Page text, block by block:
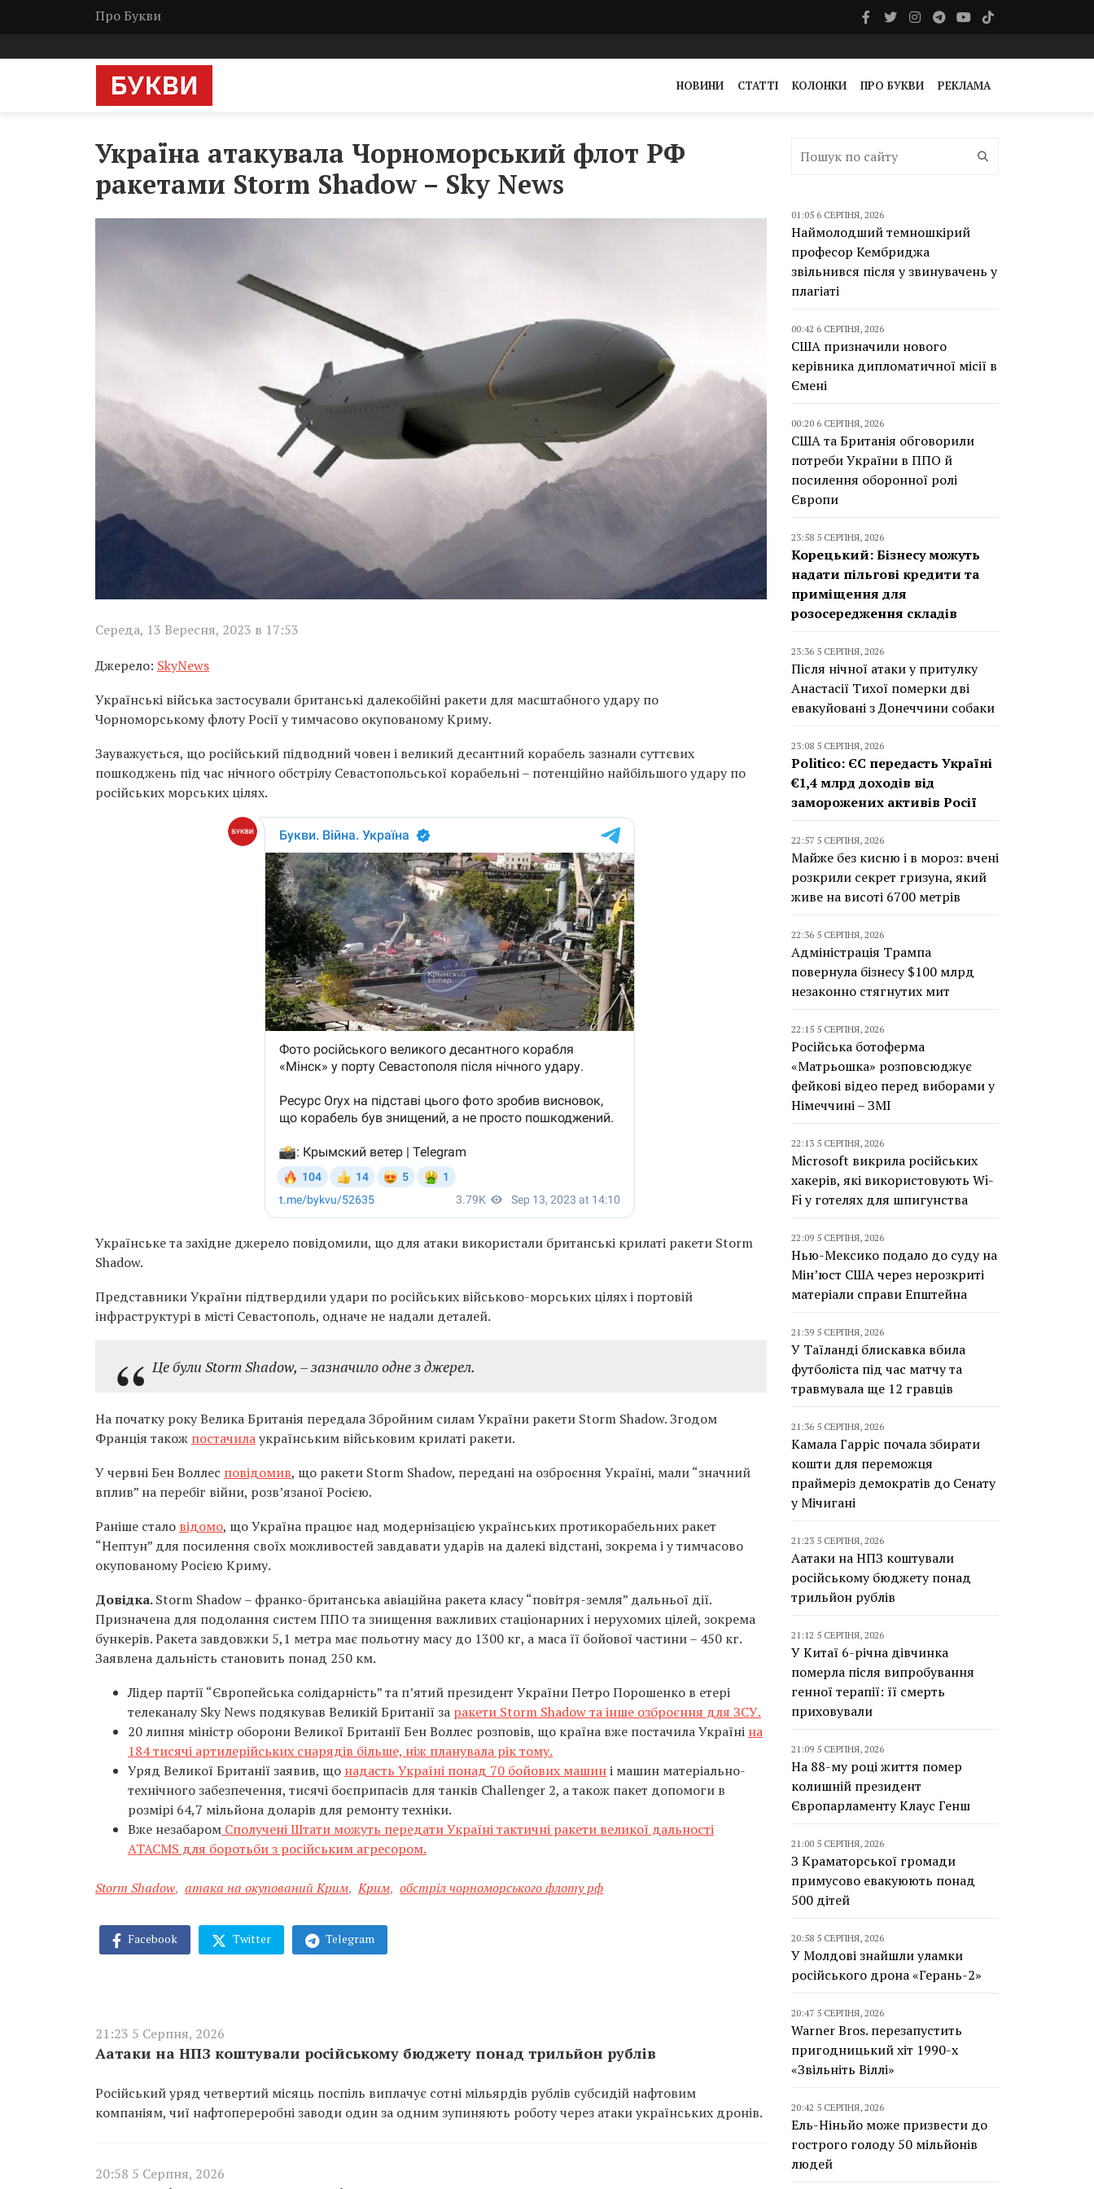
Про Букви
НОВИНИ СТАТТІ КОЛОНКИ ПРО БУКВИ РЕКЛАМА
Україна атакувала Чорноморський флот РФ
ракетами Storm Shadow – Sky News
Середа, 13 Вересня, 2023 в 17:53
Джерело: SkyNews
Українські війська застосували британські далекобійні ракети для масштабного удару по
Чорноморському флоту Росії у тимчасово окупованому Криму.
Зауважується, що російський підводний човен і великий десантний корабель зазнали суттєвих
пошкоджень під час нічного обстрілу Севастопольської корабельні – потенційно найбільшого удару по
російських морських цілях.
Українське та західне джерело повідомили, що для атаки використали британські крилаті ракети Storm
Shadow.
Представники України підтвердили удари по російських військово-морських цілях і портовій
інфраструктурі в місті Севастополь, одначе не надали деталей.
Це були Storm Shadow, – зазначило одне з джерел.
На початку року Велика Британія передала Збройним силам України ракети Storm Shadow. Згодом
Франція також постачилаукраїнським військовим крилаті ракети.
У червні Бен Воллес повідомив, що ракети Storm Shadow, передані на озброєння Україні, мали “значний
вплив” на перебіг війни, розв’язаної Росією.
Раніше стало відомо, що Україна працює над модернізацією українських протикорабельних ракет
“Нептун” для посилення своїх можливостей завдавати ударів на далекі відстані, зокрема і у тимчасово
окупованому Росією Криму.
Довідка.Storm Shadow – франко-британська авіаційна ракета класу “повітря-земля” дальньої дії.
Призначена для подолання систем ППО та знищення важливих стаціонарних і нерухомих цілей, зокрема
бункерів. Ракета завдовжки 5,1 метра має польотну масу до 1300 кг, а маса її бойової частини – 450 кг.
Заявлена дальність становить понад 250 км.
Лідер партії “Європейська солідарність” та п’ятий президент України Петро Порошенко в етері
телеканалу Sky News подякував Великій Британії за ракети Storm Shadow та інше озброєння для ЗСУ.
20 липня міністр оборони Великої Британії Бен Воллес розповів, що країна вже постачила Україні на
184 тисячі артилерійських снарядів більше, ніж планувала рік тому.
Уряд Великої Британії заявив, що надасть Україні понад 70 бойових машині машин матеріально-
технічного забезпечення, тисячі боєприпасів для танків Challenger 2, а також пакет допомоги в
розмірі 64,7 мільйона доларів для ремонту техніки.
Вже незабаром Сполучені Штати можуть передати Україні тактичні ракети великої дальності
ATACMS для боротьби з російським агресором.
Storm Shadow, атака на окупований Крим, Крим, обстріл чорноморського флоту рф
Facebook Twitter Telegram
21:23 5 Серпня, 2026
Аатаки на НПЗ коштували російському бюджету понад трильйон рублів
Російський уряд четвертий місяць поспіль виплачує сотні мільярдів рублів субсидій нафтовим
компаніям, чиї нафтопереробні заводи один за одним зупиняють роботу через атаки українських дронів.
20:58 5 Серпня, 2026
01:05 6 СЕРПНЯ, 2026
Наймолодший темношкірий
професор Кембриджа
звільнився після у звинувачень у
плагіаті
00:42 6 СЕРПНЯ, 2026
США призначили нового
керівника дипломатичної місії в
Ємені
00:20 6 СЕРПНЯ, 2026
США та Британія обговорили
потреби України в ППО й
посилення оборонної ролі
Європи
23:58 5 СЕРПНЯ, 2026
Корецький: Бізнесу можуть
надати пільгові кредити та
приміщення для
розосередження складів
23:36 5 СЕРПНЯ, 2026
Після нічної атаки у притулку
Анастасії Тихої померки дві
евакуйовані з Донеччини собаки
23:08 5 СЕРПНЯ, 2026
Politico: ЄС передасть Україні
€1,4 млрд доходів від
заморожених активів Росії
22:57 5 СЕРПНЯ, 2026
Майже без кисню і в мороз: вчені
розкрили секрет гризуна, який
живе на висоті 6700 метрів
22:36 5 СЕРПНЯ, 2026
Адміністрація Трампа
повернула бізнесу $100 млрд
незаконно стягнутих мит
22:15 5 СЕРПНЯ, 2026
Російська ботоферма
«Матрьошка» розповсюджує
фейкові відео перед виборами у
Німеччині – ЗМІ
22:13 5 СЕРПНЯ, 2026
Microsoft викрила російських
хакерів, які використовують Wi-
Fi у готелях для шпигунства
22:09 5 СЕРПНЯ, 2026
Нью-Мексико подало до суду на
Мін’юст США через нерозкриті
матеріали справи Епштейна
21:39 5 СЕРПНЯ, 2026
У Таїланді блискавка вбила
футболіста під час матчу та
травмувала ще 12 гравців
21:36 5 СЕРПНЯ, 2026
Камала Гарріс почала збирати
кошти для переможця
праймеріз демократів до Сенату
у Мічигані
21:23 5 СЕРПНЯ, 2026
Аатаки на НПЗ коштували
російському бюджету понад
трильйон рублів
21:12 5 СЕРПНЯ, 2026
У Китаї 6-річна дівчинка
померла після випробування
генної терапії: її смерть
приховували
21:09 5 СЕРПНЯ, 2026
На 88-му році життя помер
колишній президент
Європарламенту Клаус Генш
21:00 5 СЕРПНЯ, 2026
З Краматорської громади
примусово евакуюють понад
500 дітей
20:58 5 СЕРПНЯ, 2026
У Молдові знайшли уламки
російського дрона «Герань-2»
20:47 5 СЕРПНЯ, 2026
Warner Bros. перезапустить
пригодницький хіт 1990-х
«Звільніть Віллі»
20:42 5 СЕРПНЯ, 2026
Ель-Ніньйо може призвести до
гострого голоду 50 мільйонів
людей